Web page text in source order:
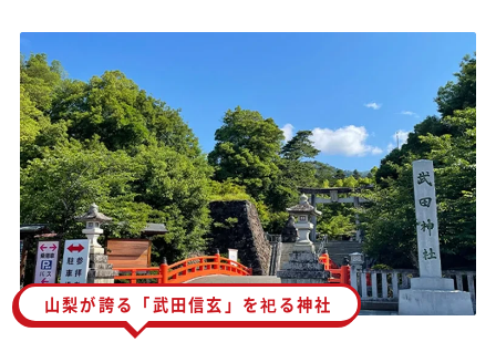
山梨が誇る「武田信玄」を祀る神社